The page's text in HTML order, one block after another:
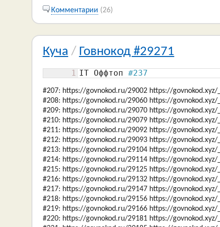
Комментарии (26)
Куча / Говнокод #29271
1 IT Оффтоп #237
#207: https://govnokod.ru/29002 https://govnokod.xyz/
#208: https://govnokod.ru/29060 https://govnokod.xyz/
#209: https://govnokod.ru/29070 https://govnokod.xyz/
#210: https://govnokod.ru/29079 https://govnokod.xyz/
#211: https://govnokod.ru/29092 https://govnokod.xyz/
#212: https://govnokod.ru/29093 https://govnokod.xyz/
#213: https://govnokod.ru/29104 https://govnokod.xyz/
#214: https://govnokod.ru/29114 https://govnokod.xyz/
#215: https://govnokod.ru/29125 https://govnokod.xyz/
#216: https://govnokod.ru/29132 https://govnokod.xyz/
#217: https://govnokod.ru/29147 https://govnokod.xyz/
#218: https://govnokod.ru/29156 https://govnokod.xyz/
#219: https://govnokod.ru/29166 https://govnokod.xyz/
#220: https://govnokod.ru/29181 https://govnokod.xyz/